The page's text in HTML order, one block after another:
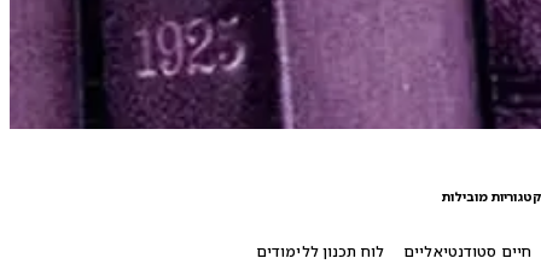
קטגוריות מובילות
חיים סטודנטיאליים
לוח תכנון ללימודים